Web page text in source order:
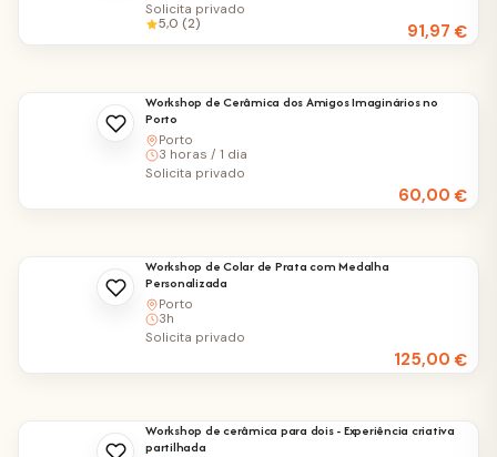
91,97€
Solicita privado
5,0 (2)
Workshop de Cerâmica dos Amigos Imaginários no
Porto
Porto
3 horas / 1 dia
60,00€
Solicita privado
Workshop de Colar de Prata com Medalha
Personalizada
Porto
3h
125,00€
Solicita privado
Workshop de cerâmica para dois - Experiência criativa
partilhada